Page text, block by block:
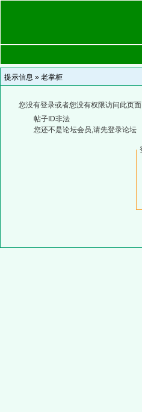
提示信息 » 老掌柜
您没有登录或者您没有权限访问此页
帖子ID非法
您还不是论坛会员,请先登录论坛